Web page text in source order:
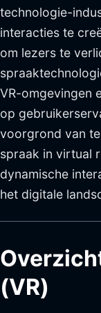
technologie-
interacties te
om lezers te
VR-omgevingen
op
voorgrond van
spraak in virtual
dynamische
het digitale
(VR)